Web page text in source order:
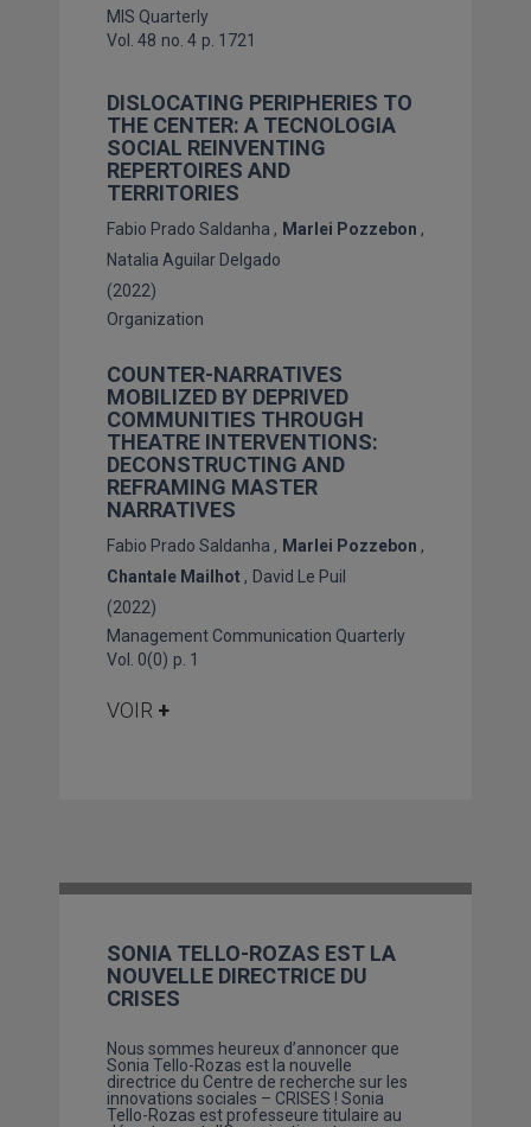
MIS Quarterly
Vol. 48 no. 4 p. 1721
DISLOCATING PERIPHERIES TO
THE CENTER: A TECNOLOGIA
SOCIAL REINVENTING
REPERTOIRES AND
TERRITORIES
Fabio Prado Saldanha
Marlei Pozzebon
Natalia Aguilar Delgado
(2022)
Organization
COUNTER-NARRATIVES
MOBILIZED BY DEPRIVED
COMMUNITIES THROUGH
THEATRE INTERVENTIONS:
DECONSTRUCTING AND
REFRAMING MASTER
NARRATIVES
Fabio Prado Saldanha
Marlei Pozzebon
Chantale Mailhot
David Le Puil
(2022)
Management Communication Quarterly
Vol. 0(0) p. 1
VOIR +
SONIA TELLO-ROZAS EST LA
NOUVELLE DIRECTRICE DU
CRISES
Nous sommes heureux d’annoncer que
Sonia Tello-Rozas est la nouvelle
directrice du Centre de recherche sur les
innovations sociales – CRISES ! Sonia
Tello-Rozas est professeure titulaire au